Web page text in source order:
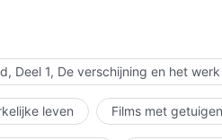
Deel 1, De verschijning en het
leven Films met